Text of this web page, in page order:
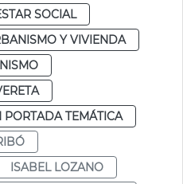
SOCIAL
Y VIVIENDA
PORTADA TEMÁTICA
ISABEL LOZANO